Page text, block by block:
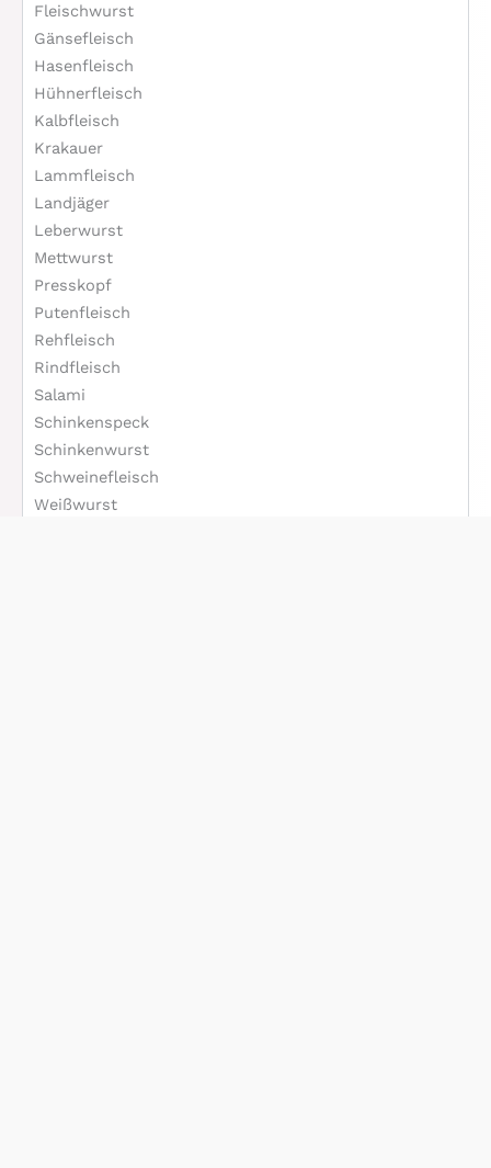
Fleischwurst
Gänsefleisch
Hasenfleisch
Hühnerfleisch
Kalbfleisch
Krakauer
Lammfleisch
Landjäger
Leberwurst
Mettwurst
Presskopf
Putenfleisch
Rehfleisch
Rindfleisch
Salami
Schinkenspeck
Schinkenwurst
Schweinefleisch
Weißwurst